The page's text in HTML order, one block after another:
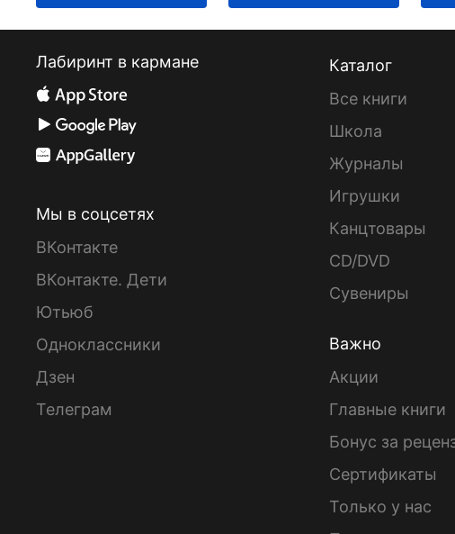
Лабиринт в кармане
Мы в соцсетях
ВКонтакте
ВКонтакте. Дети
Ютьюб
Одноклассники
Дзен
Телеграм
Каталог
Все книги
Школа
Журналы
Игрушки
Канцтовары
CD/DVD
Сувениры
Важно
Акции
Главные книги
Бонус за
Сертификаты
Только у нас